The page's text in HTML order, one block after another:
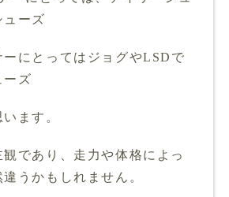
ューズ
にとってはジョグやLSDで
ーズ
ます。
であり、走力や体格によっ
うかもしれません。